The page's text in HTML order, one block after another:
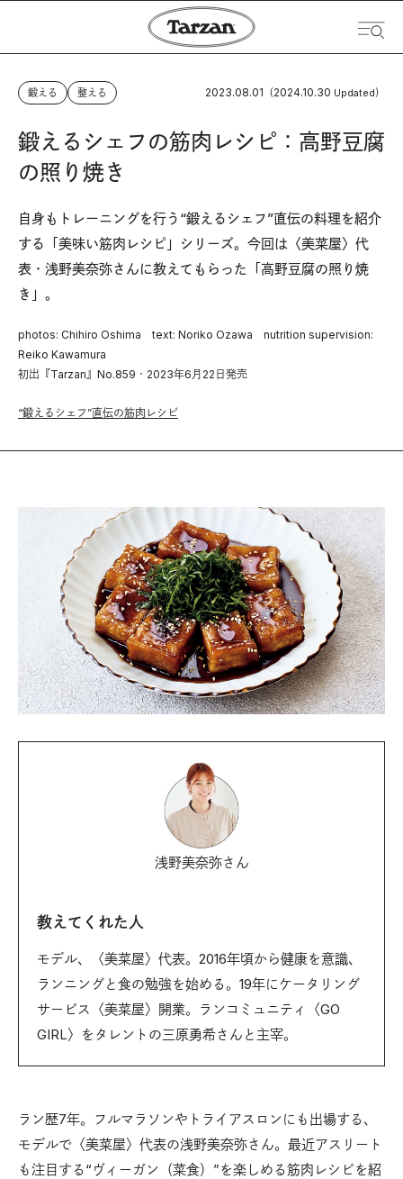
鍛える 整える 2023.08.01 （2024.10.30 Updated）
鍛えるシェフの筋肉レシピ：高野豆腐
の照り焼き
自身もトレーニングを行う“鍛えるシェフ”直伝の料理を紹介
する「美味い筋肉レシピ」シリーズ。今回は〈美菜屋〉代
表・浅野美奈弥さんに教えてもらった「高野豆腐の照り焼
き」。
photos: Chihiro Oshima text: Noriko Ozawa nutrition supervision:
Reiko Kawamura
初出『Tarzan』No.859・2023年6月22日発売
“鍛えるシェフ”直伝の筋肉レシピ
浅野美奈弥さん
教えてくれた人
モデル、〈美菜屋〉代表。2016年頃から健康を意識、
ランニングと食の勉強を始める。19年にケータリング
サービス〈美菜屋〉開業。ランコミュニティ〈GO
GIRL〉をタレントの三原勇希さんと主宰。
ラン歴7年。フルマラソンやトライアスロンにも出場する、
モデルで〈美菜屋〉代表の浅野美奈弥さん。最近アスリート
も注目する“ヴィーガン（菜食）”を楽しめる筋肉レシピを紹